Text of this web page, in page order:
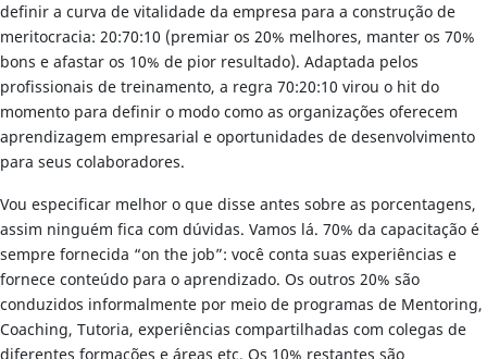
definir a curva de vitalidade da empresa para a construção de
meritocracia: 20:70:10 (premiar os 20% melhores, manter os 70%
bons e afastar os 10% de pior resultado). Adaptada pelos
profissionais de treinamento, a regra 70:20:10 virou o hit do
momento para definir o modo como as organizações oferecem
aprendizagem empresarial e oportunidades de desenvolvimento
para seus colaboradores.
Vou especificar melhor o que disse antes sobre as porcentagens,
assim ninguém fica com dúvidas. Vamos lá. 70% da capacitação é
sempre fornecida “on the job”: você conta suas experiências e
fornece conteúdo para o aprendizado. Os outros 20% são
conduzidos informalmente por meio de programas de Mentoring,
Coaching, Tutoria, experiências compartilhadas com colegas de